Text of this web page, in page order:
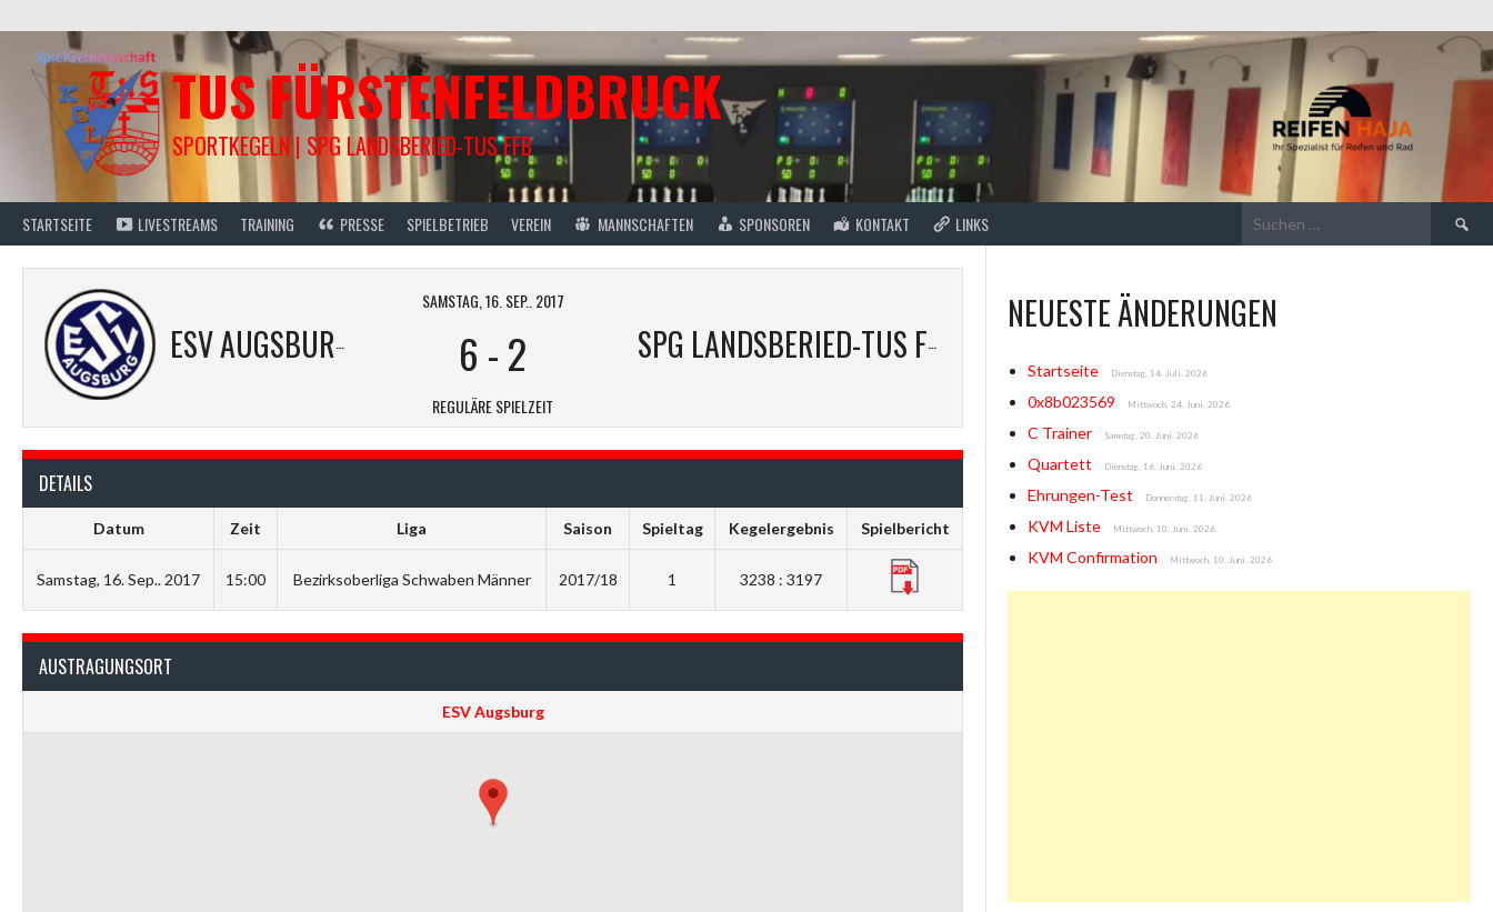
zum
Inhalt
TUS FÜRSTENFELDBRUCK
SPORTKEGELN | SPG LANDSBERIED-TUS FFB
STARTSEITE LIVESTREAMS TRAINING PRESSE SPIELBETRIEB VEREIN MANNSCHAFTEN SPONSOREN KONTAKT LINKS
Suchen
nach:
ESV AUGSBURG M1 SPG LANDSBERIED-TUS FFB MÄNNER 1
SAMSTAG, 16. SEP.. 2017
6 -2
REGULÄRE SPIELZEIT
DETAILS
Datum Zeit Liga Saison Spieltag Kegelergebnis Spielbericht
Samstag, 16. Sep.. 2017 15:00 Bezirksoberliga Schwaben Männer 2017/18 1 3238 : 3197
AUSTRAGUNGSORT
ESV Augsburg
NEUESTE ÄNDERUNGEN
Startseite Dienstag, 14. Juli. 2026
0x8b023569 Mittwoch, 24. Juni. 2026
C Trainer Samstag, 20. Juni. 2026
Quartett Dienstag, 16. Juni. 2026
Ehrungen-Test Donnerstag, 11. Juni. 2026
KVM Liste Mittwoch, 10. Juni. 2026
KVM Confirmation Mittwoch, 10. Juni. 2026